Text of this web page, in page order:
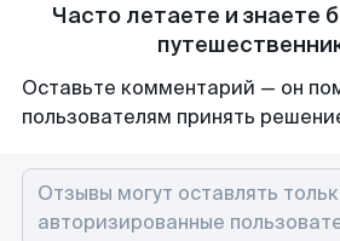
Часто летаете и знаете
Оставьте комментарий — он
пользователям принять